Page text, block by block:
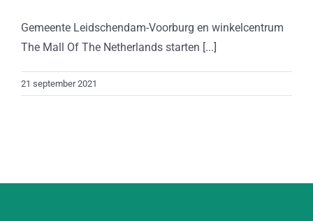
Gemeente Leidschendam-Voorburg en winkelcentrum
The Mall Of The Netherlands starten [...]
21 september 2021